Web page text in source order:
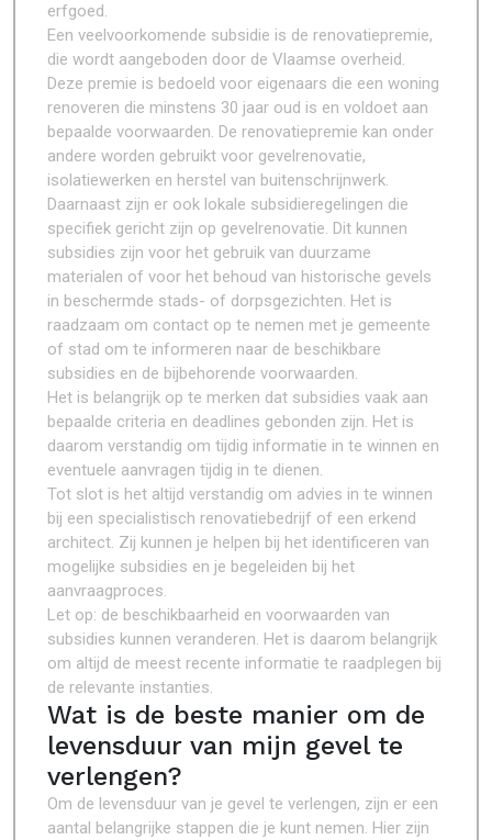
erfgoed.
Een veelvoorkomende subsidie is de renovatiepremie,
die wordt aangeboden door de Vlaamse overheid.
Deze premie is bedoeld voor eigenaars die een woning
renoveren die minstens 30 jaar oud is en voldoet aan
bepaalde voorwaarden. De renovatiepremie kan onder
andere worden gebruikt voor gevelrenovatie,
isolatiewerken en herstel van buitenschrijnwerk.
Daarnaast zijn er ook lokale subsidieregelingen die
specifiek gericht zijn op gevelrenovatie. Dit kunnen
subsidies zijn voor het gebruik van duurzame
materialen of voor het behoud van historische gevels
in beschermde stads- of dorpsgezichten. Het is
raadzaam om contact op te nemen met je gemeente
of stad om te informeren naar de beschikbare
subsidies en de bijbehorende voorwaarden.
Het is belangrijk op te merken dat subsidies vaak aan
bepaalde criteria en deadlines gebonden zijn. Het is
daarom verstandig om tijdig informatie in te winnen en
eventuele aanvragen tijdig in te dienen.
Tot slot is het altijd verstandig om advies in te winnen
bij een specialistisch renovatiebedrijf of een erkend
architect. Zij kunnen je helpen bij het identificeren van
mogelijke subsidies en je begeleiden bij het
aanvraagproces.
Let op: de beschikbaarheid en voorwaarden van
subsidies kunnen veranderen. Het is daarom belangrijk
om altijd de meest recente informatie te raadplegen bij
de relevante instanties.
Wat is de beste manier om de
levensduur van mijn gevel te
verlengen?
Om de levensduur van je gevel te verlengen, zijn er een
aantal belangrijke stappen die je kunt nemen. Hier zijn